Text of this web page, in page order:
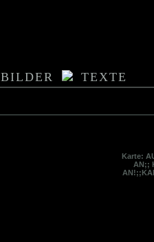
BILDER TEXTE
Karte:
AN;;